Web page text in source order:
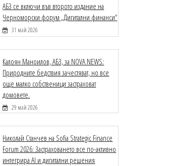
АБЗ се включи във второто издание на
Черноморски форум „Дигитални финанси“
31 май 2026
Калоян Маноилов, АБЗ, за NOVA NEWS:
Природните бедствия зачестяват, но все
още малко собственици застраховат
домовете.
29 май 2026
Николай Станчев на Sofia Strategic Finance
Forum 2026: Застраховането все по-активно
интегрира AI и дигитални решения